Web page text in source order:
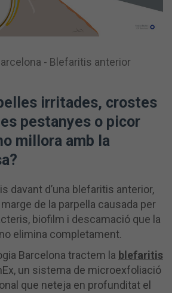
- Blefaritis anterior
irritades, crostes
pestanyes o picor
millora amb la
davant d’una blefaritis anterior,
de la parpella causada per
biofilm i descamació que la
elimina completament.
Barcelona tractem la blefaritis
un sistema de microexfoliació
que neteja en profunditat el